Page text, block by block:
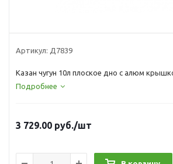
Артикул: Д7839
Казан чугун 10л плоское дно с алюм
Подробнее
3 729.00 руб./шт